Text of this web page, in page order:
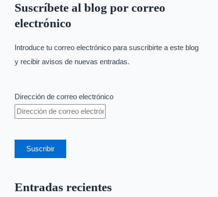
Suscríbete al blog por correo
electrónico
Introduce tu correo electrónico para suscribirte a este blog
y recibir avisos de nuevas entradas.
Dirección de correo electrónico
Suscribir
Entradas recientes